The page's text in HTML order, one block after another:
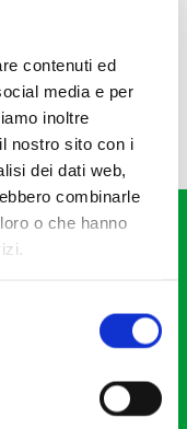
contenuti ed
media e per
inoltre
nostro sito con i
dei dati web,
combinarle
o che hanno